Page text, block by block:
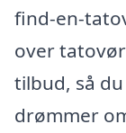
find-en-
over
tilbud, så
drømmer